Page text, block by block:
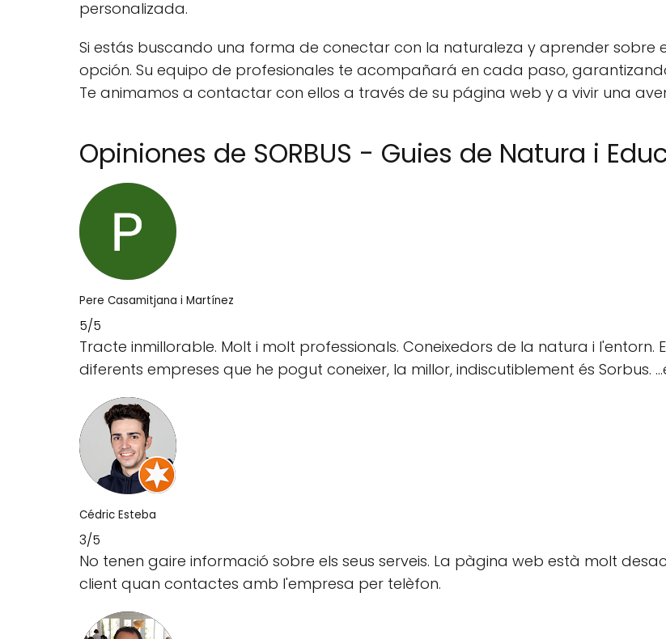
personalizada.
Si estás buscando una forma de conectar con la naturaleza y aprender sobre
opción. Su equipo de profesionales te acompañará en cada paso,
Te animamos a contactar con ellos a través de su página web y a vivir una
Opiniones de SORBUS - Guies de Natura i
Pere Casamitjana i Martínez
5/5
Tracte inmillorable. Molt i molt professionals. Coneixedors de la natura i l'entorn.
diferents empreses que he pogut coneixer, la millor, indiscutiblement és Sorbus.
Cédric Esteba
3/5
No tenen gaire informació sobre els seus serveis. La pàgina web està molt
client quan contactes amb l'empresa per telèfon.